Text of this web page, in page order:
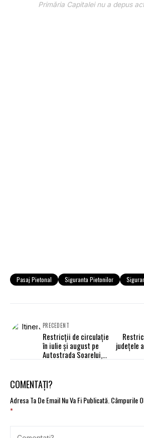
Primăria Capitalei nu a depus
Pasaj Pietonal Siguranta Pietonilor
PRECEDENT
Restricţii de circulaţie
în iulie şi august pe
Autostrada Soarelui,
judeţele
COMENTAȚI?
Adresa Ta De Email Nu Va Fi Publicată.Câmpurile
*